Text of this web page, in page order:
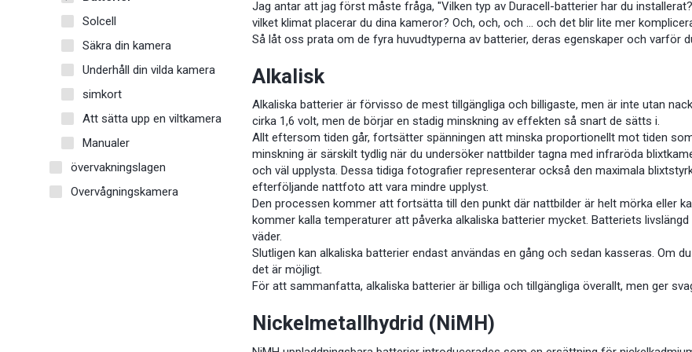
Solcell
Säkra din kamera
Underhåll din vilda kamera
simkort
Att sätta upp en viltkamera
Manualer
övervakningslagen
Overvågningskamera
Jag antar att jag först måste fråga, "Vilken typ av Duracell-batterier har du
vilket klimat placerar du dina kameror? Och, och, och … och det blir lite mer
Så låt oss prata om de fyra huvudtyperna av batterier, deras egenskaper och varför
Alkalisk
Alkaliska batterier är förvisso de mest tillgängliga och billigaste, men är inte utan
cirka 1,6 volt, men de börjar en stadig minskning av effekten så snart de sätts i.
Allt eftersom tiden går, fortsätter spänningen att minska proportionellt mot tiden
minskning är särskilt tydlig när du undersöker nattbilder tagna med infraröda
och väl upplysta. Dessa tidiga fotografier representerar också den maximala
efterföljande nattfoto att vara mindre upplyst.
Den processen kommer att fortsätta till den punkt där nattbilder är helt mörka eller
kommer kalla temperaturer att påverka alkaliska batterier mycket. Batteriets
väder.
Slutligen kan alkaliska batterier endast användas en gång och sedan kasseras. Om
det är möjligt.
För att sammanfatta, alkaliska batterier är billiga och tillgängliga överallt, men ger
Nickelmetallhydrid (NiMH)